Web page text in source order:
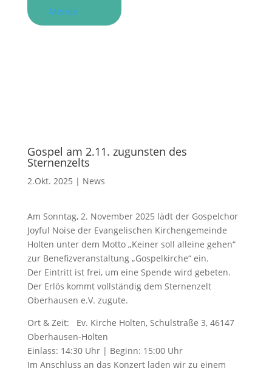
Menue
Gospel am 2.11. zugunsten des
Sternenzelts
2.Okt. 2025 | News
Am Sonntag, 2. November 2025 lädt der Gospelchor
Joyful Noise der Evangelischen Kirchengemeinde
Holten unter dem Motto „Keiner soll alleine gehen“
zur Benefizveranstaltung „Gospelkirche“ ein.
Der Eintritt ist frei, um eine Spende wird gebeten.
Der Erlös kommt vollständig dem Sternenzelt
Oberhausen e.V. zugute.
Ort & Zeit: Ev. Kirche Holten, Schulstraße 3, 46147
Oberhausen-Holten
Einlass: 14:30 Uhr | Beginn: 15:00 Uhr
Im Anschluss an das Konzert laden wir zu einem